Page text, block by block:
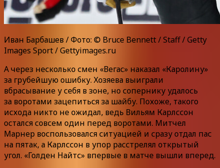
Иван Барбашев / Фото: © Bruce Bennett / Staff / Getty
Images Sport / Gettyimages.ru
А через несколько смен «Вегас» наказал «Каролину»
за грубейшую ошибку. Хозяева выиграли
вбрасывание у себя в зоне, но сопернику удалось
за воротами зацепиться за шайбу. Похоже, такого
исхода никто не ожидал, ведь Вильям Карлссон
остался совсем один перед воротами. Митчел
Марнер воспользовался ситуацией и сразу отдал пас
на пятак, а Карлссон в упор расстрелял открытый
угол. «Голден Найтс» впервые в матче вышли вперед.